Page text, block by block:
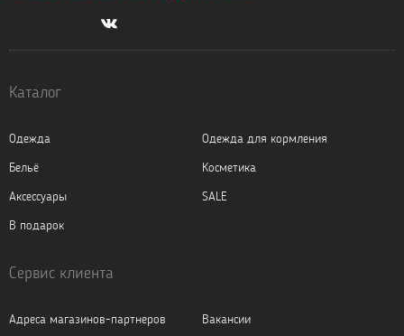
Каталог
Одежда
Одежда для кормления
Бельё
Косметика
Аксессуары
SALE
В подарок
Сервис клиента
Адреса магазинов-партнеров Вакансии